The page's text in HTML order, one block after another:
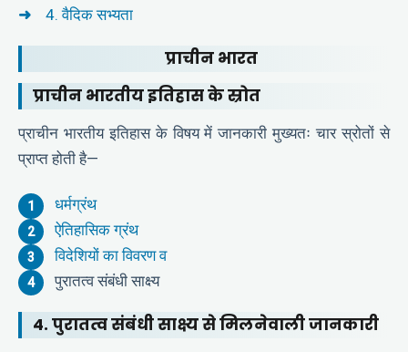
4. वैदिक सभ्यता
प्राचीन भारत
प्राचीन भारतीय इतिहास के स्रोत
प्राचीन भारतीय इतिहास के विषय में जानकारी मुख्यतः चार स्रोतों से
प्राप्त होती है—
धर्मग्रंथ
ऐतिहासिक ग्रंथ
विदेशियों का विवरण व
पुरातत्व संबंधी साक्ष्य
4. पुरातत्व संबंधी साक्ष्य से मिलनेवाली जानकारी